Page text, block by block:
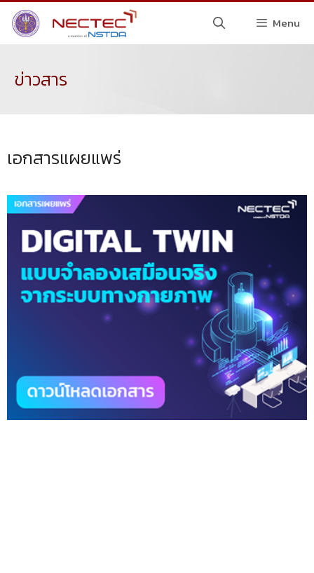
Menu
ข่าวสาร
เอกสารแผยแพร่